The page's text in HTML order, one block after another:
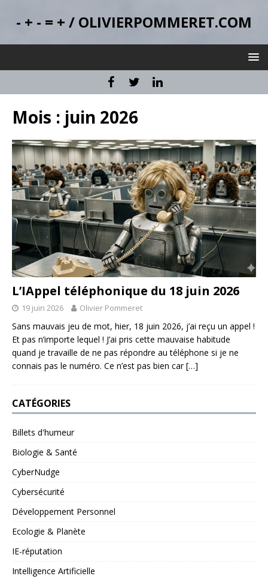
- + - = + / OLIVIERPOMMERET.COM
Mois : juin 2026
L’IAppel téléphonique du 18 juin 2026
19 juin 2026 Olivier Pommeret
Sans mauvais jeu de mot, hier, 18 juin 2026, j’ai reçu un appel !
Et pas n’importe lequel ! J’ai pris cette mauvaise habitude
quand je travaille de ne pas répondre au téléphone si je ne
connais pas le numéro. Ce n’est pas bien car[…]
CATÉGORIES
Billets d'humeur
Biologie & Santé
CyberNudge
Cybersécurité
Développement Personnel
Ecologie & Planète
IE-réputation
Intelligence Artificielle